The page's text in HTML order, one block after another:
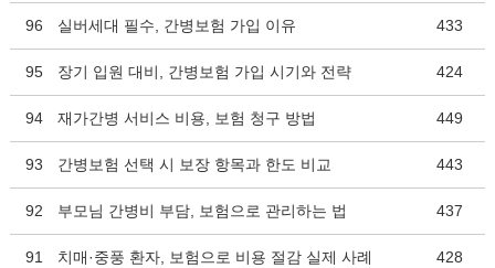
96 실버세대 필수, 간병보험 가입 이유 433
95 장기 입원 대비, 간병보험 가입 시기와 전략 424
94 재가간병 서비스 비용, 보험 청구 방법 449
93 간병보험 선택 시 보장 항목과 한도 비교 443
92 부모님 간병비 부담, 보험으로 관리하는 법 437
91 치매·중풍 환자, 보험으로 비용 절감 실제 사례 428